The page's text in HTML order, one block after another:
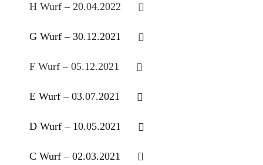
H Wurf – 20.04.2022
G Wurf – 30.12.2021
F Wurf – 05.12.2021
E Wurf – 03.07.2021
D Wurf – 10.05.2021
C Wurf – 02.03.2021